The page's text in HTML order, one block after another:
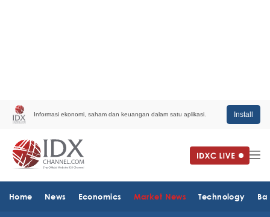
Informasi ekonomi, saham dan keuangan dalam satu aplikasi. Install
Home News Economics Market News Technology